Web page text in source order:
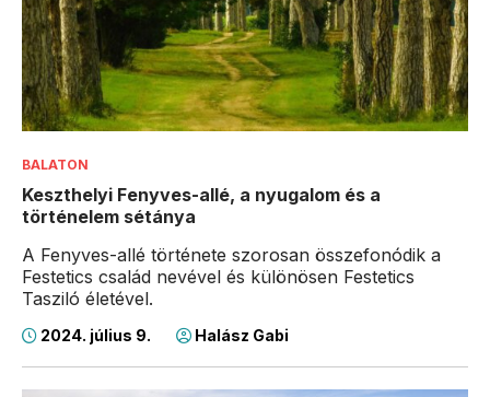
BALATON
Keszthelyi Fenyves-allé, a nyugalom és a
történelem sétánya
A Fenyves-allé története szorosan összefonódik a
Festetics család nevével és különösen Festetics
Tasziló életével.
2024. július 9. Halász Gabi